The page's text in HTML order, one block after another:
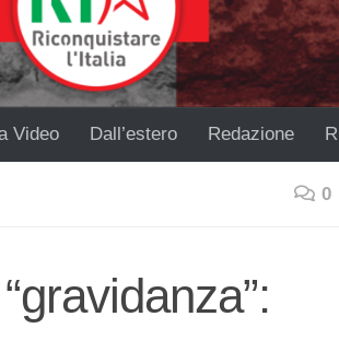
Video Dall’estero Redazione RI
0